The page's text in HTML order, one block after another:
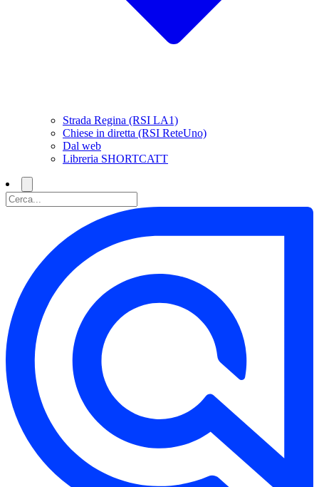
Strada Regina (RSI LA1)
Chiese in diretta (RSI ReteUno)
Dal web
Libreria SHORTCATT